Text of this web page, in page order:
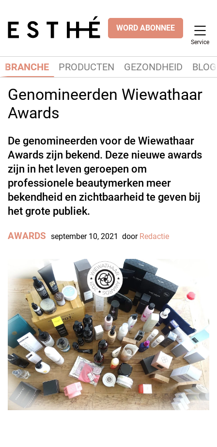
WORD ABONNEE
Service
BRANCHE PRODUCTEN GEZONDHEID
Genomineerden Wiewathaar
Awards
De genomineerden voor de Wiewathaar
Awards zijn bekend. Deze nieuwe awards
zijn in het leven geroepen om
professionele beautymerken meer
bekendheid en zichtbaarheid te geven bij
het grote publiek.
AWARDS september 10, 2021 door Redactie